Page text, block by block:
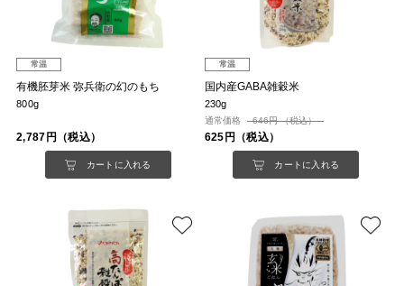
常温
有機胚芽米 弥兵衛の幻のもち
800g
2,787円（税込）
カートに入れる
常温
国内産GABA雑穀米
230g
通常価格 646円 （税込）
625円（税込）
カートに入れる